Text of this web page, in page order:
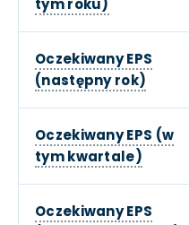
tym roku)
Oczekiwany EPS
(następny rok)
Oczekiwany EPS (w
tym kwartale)
Oczekiwany EPS